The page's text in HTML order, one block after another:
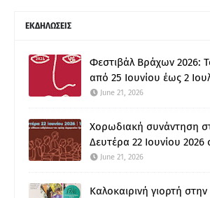
ΕΚΔΗΛΩΣΕΙΣ
Φεστιβάλ Βράχων 2026:
από 25 Ιουνίου έως 2
June 21, 2026
Χορωδιακή συνάντηση
Δευτέρα 22 Ιουνίου 2026
June 21, 2026
Καλοκαιρινή γιορτή στην